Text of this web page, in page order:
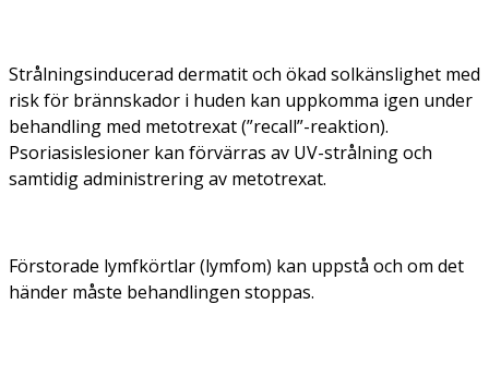
Strålningsinducerad dermatit och ökad solkänslighet med
risk för brännskador i huden kan uppkomma igen under
behandling med metotrexat (”recall”-reaktion).
Psoriasislesioner kan förvärras av UV-strålning och
samtidig administrering av metotrexat.
Förstorade lymfkörtlar (lymfom) kan uppstå och om det
händer måste behandlingen stoppas.